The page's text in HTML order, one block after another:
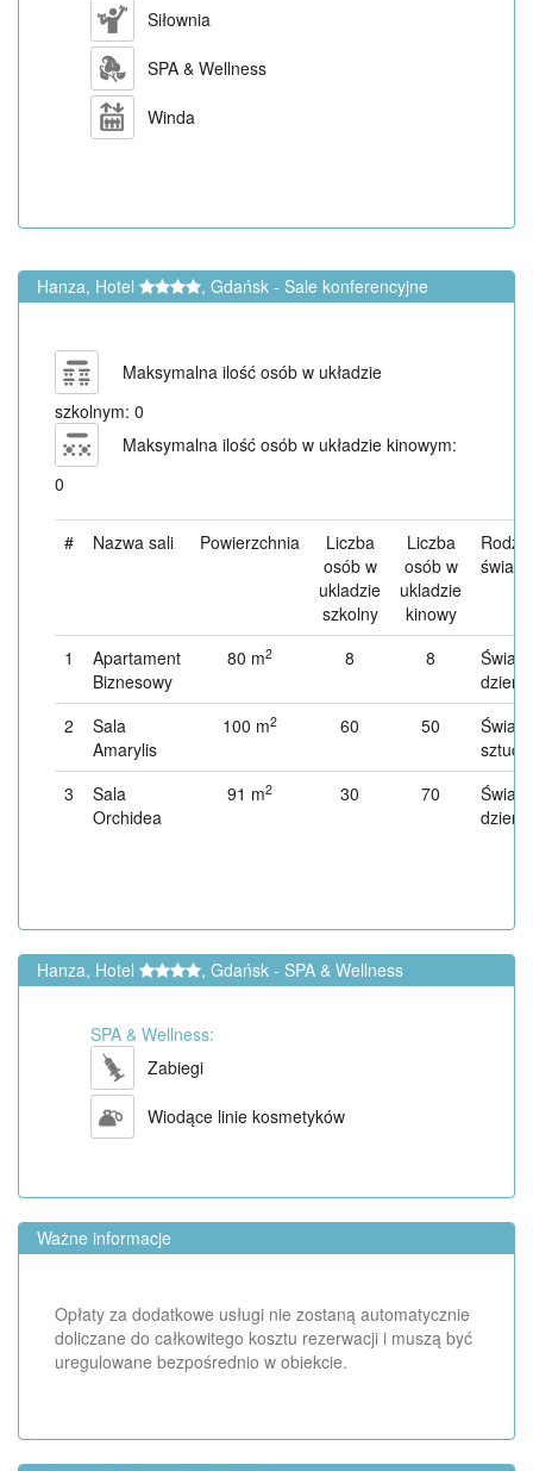
Siłownia
SPA & Wellness
Winda
Hanza, Hotel , Gdańsk - Sale konferencyjne
Maksymalna ilość osób w układzie
szkolnym: 0
Maksymalna ilość osób w układzie kinowym:
0
# Nazwa sali Powierzchnia
Liczba
osób w
ukladzie
szkolny
Liczba
osób w
ukladzie
kinowy
Rodzaj
światla
1
Apartament
Biznesowy
80 m2 8 8
2
Sala
Amarylis
100 m2 60 50
3
Sala
Orchidea
91 m2 30 70
Hanza, Hotel , Gdańsk - SPA & Wellness
SPA & Wellness:
Zabiegi
Wiodące linie kosmetyków
Ważne informacje
Opłaty za dodatkowe usługi nie zostaną automatycznie
doliczane do całkowitego kosztu rezerwacji i muszą być
uregulowane bezpośrednio w obiekcie.